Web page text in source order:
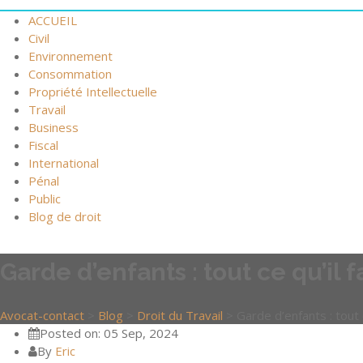
ACCUEIL
Civil
Environnement
Consommation
Propriété Intellectuelle
Travail
Business
Fiscal
International
Pénal
Public
Blog de droit
Avocat-contact Blog Droit du Travail
Posted on: 05 Sep, 2024
By Eric